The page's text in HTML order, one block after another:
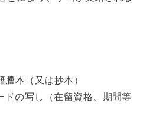
本（又は抄本）
の写し（在留資格、期間等